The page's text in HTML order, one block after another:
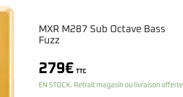
Rickenbacker
Sadowsky
Sandberg
Squier
BASSES ACOUSTIQUES
Guild
MXR M287 Sub Octave Bass
Fuzz
279€ TTC
EN STOCK. Retrait magasin ou livraison offerte